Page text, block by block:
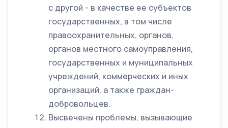
с другой - в качестве ее субъектов
государственных, в том числе
правоохранительных, органов,
органов местного самоуправления,
государственных и муниципальных
учреждений, коммерческих и иных
организаций, а также граждан-
добровольцев.
Высвечены проблемы, вызывающие